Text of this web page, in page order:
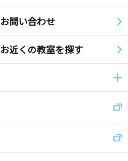
お問い合わせ
お近くの教室を探す